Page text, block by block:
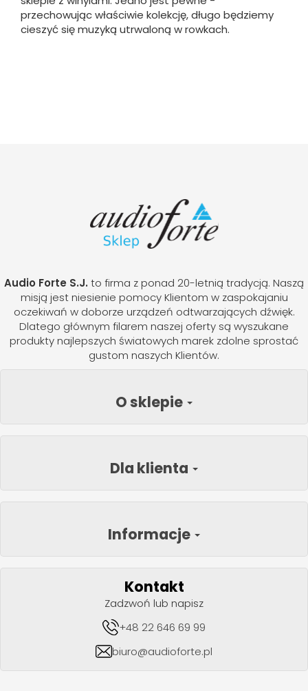
przechowując właściwie kolekcję, długo będziemy
cieszyć się muzyką utrwaloną w rowkach.
Audio Forte S.J. to firma z ponad 20-letnią tradycją. Naszą
misją jest niesienie pomocy Klientom w zaspokajaniu
oczekiwań w doborze urządzeń odtwarzających dźwięk.
Dlatego głównym filarem naszej oferty są wyszukane
produkty najlepszych światowych marek zdolne sprostać
gustom naszych Klientów.
O sklepie
Dla klienta
Informacje
Kontakt
Zadzwoń lub napisz
+48 22 646 69 99
biuro@audioforte.pl